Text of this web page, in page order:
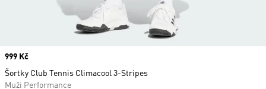
Price
999 Kč
Šortky Club Tennis Climacool 3-Stripes
Muži Performance